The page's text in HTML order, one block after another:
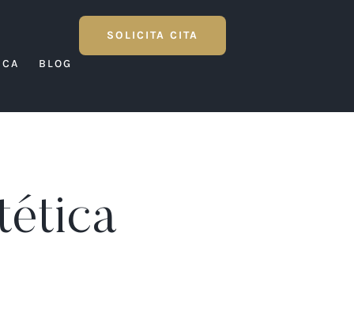
BLOG
SOLICITA CITA